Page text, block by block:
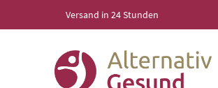
Zur Hauptnavigation springen
Versand in 24 Stunden